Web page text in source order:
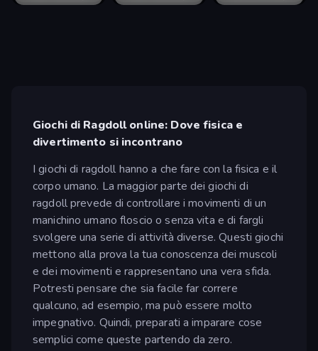
Giochi di Ragdoll online: Dove fisica e
divertimento si incontrano
I giochi di ragdoll hanno a che fare con la fisica e il
corpo umano. La maggior parte dei giochi di
ragdoll prevede di controllare i movimenti di un
manichino umano floscio o senza vita e di fargli
svolgere una serie di attività diverse. Questi giochi
mettono alla prova la tua conoscenza dei muscoli
e dei movimenti e rappresentano una vera sfida.
Potresti pensare che sia facile far correre
qualcuno, ad esempio, ma può essere molto
impegnativo. Quindi, preparati a imparare cose
semplici come queste partendo da zero.